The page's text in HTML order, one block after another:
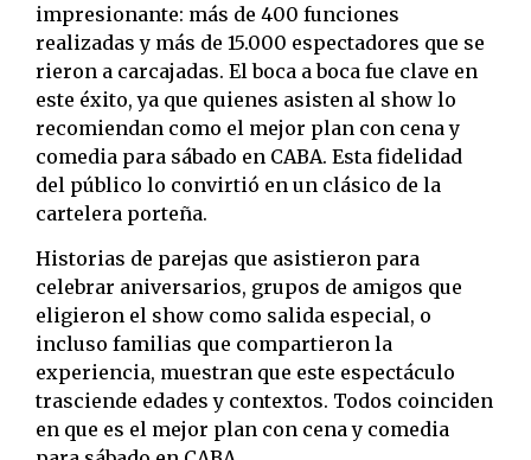
impresionante: más de 400 funciones
realizadas y más de 15.000 espectadores que se
rieron a carcajadas. El boca a boca fue clave en
este éxito, ya que quienes asisten al show lo
recomiendan como el mejor plan con cena y
comedia para sábado en CABA. Esta fidelidad
del público lo convirtió en un clásico de la
cartelera porteña.
Historias de parejas que asistieron para
celebrar aniversarios, grupos de amigos que
eligieron el show como salida especial, o
incluso familias que compartieron la
experiencia, muestran que este espectáculo
trasciende edades y contextos. Todos coinciden
en que es el mejor plan con cena y comedia